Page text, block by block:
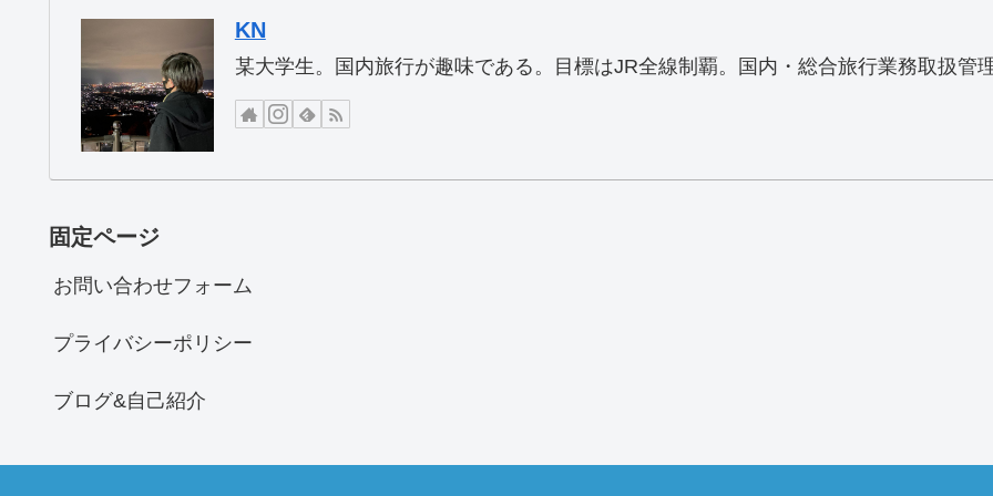
KN
某大学生。国内旅行が趣味である。目標はJR全線制覇。国内・総合旅行業務取扱管
固定ページ
お問い合わせフォーム
プライバシーポリシー
ブログ&自己紹介